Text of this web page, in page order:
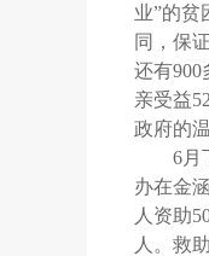
业”的贫
同，保
还有900
亲受益52
政府的
6月
办在金
人资助
人。救